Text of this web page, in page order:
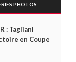
PHOTOS
: Tagliani
en Coupe